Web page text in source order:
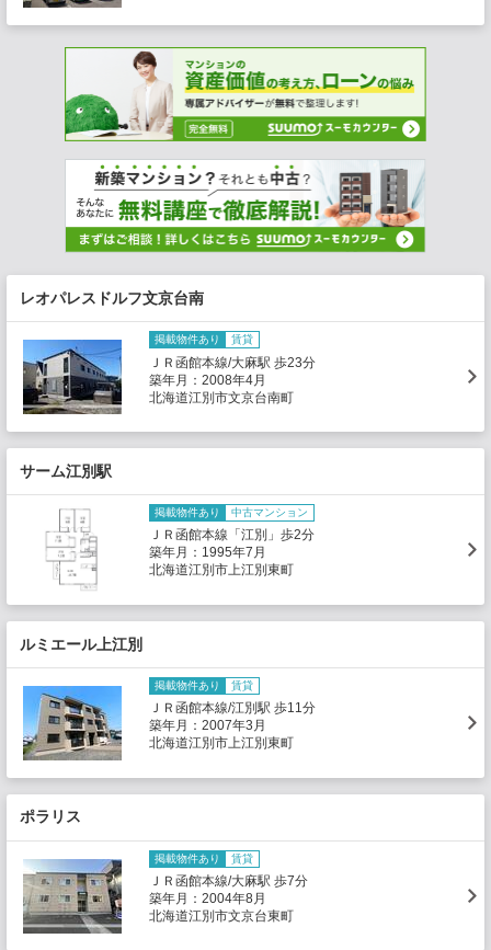
レオパレスドルフ文京台南
掲載物件あり 賃貸
ＪＲ函館本線/大麻駅 歩23分
築年月：2008年4月
北海道江別市文京台南町
サーム江別駅
掲載物件あり 中古マンション
ＪＲ函館本線「江別」歩2分
築年月：1995年7月
北海道江別市上江別東町
ルミエール上江別
掲載物件あり 賃貸
ＪＲ函館本線/江別駅 歩11分
築年月：2007年3月
北海道江別市上江別東町
ポラリス
掲載物件あり 賃貸
ＪＲ函館本線/大麻駅 歩7分
築年月：2004年8月
北海道江別市文京台東町